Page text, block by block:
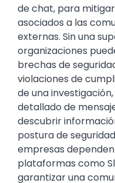
de chat, para
asociados a las
externas. Sin una
organizaciones
brechas de
violaciones de
de una
detallado de
descubrir
postura de
empresas
plataformas como
garantizar una